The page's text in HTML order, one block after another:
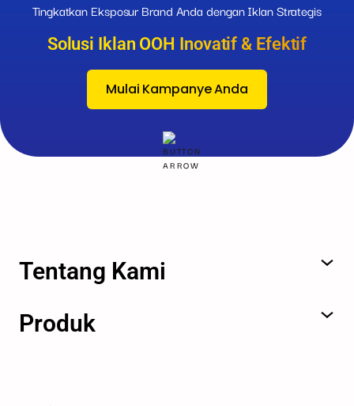
Tingkatkan Eksposur Brand Anda dengan Iklan Strategis
Solusi Iklan OOH Inovatif & Efektif
Mulai Kampanye Anda
Tentang Kami
Produk